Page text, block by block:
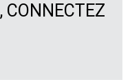
CONNECTEZ